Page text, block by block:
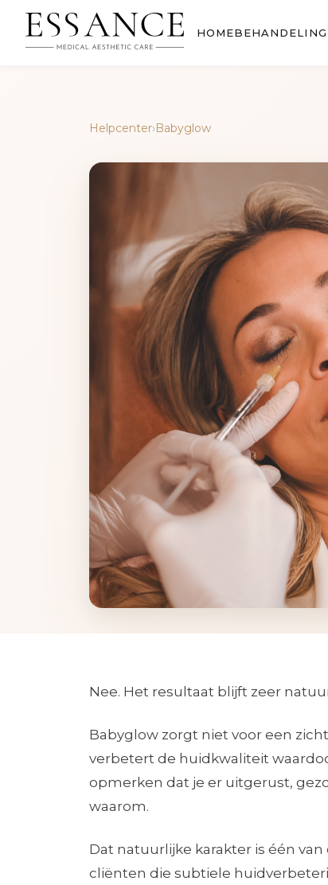
HOME
Helpcenter›Babyglow
Nee. Het resultaat blijft zeer
Babyglow zorgt niet voor een
verbetert de huidkwaliteit
opmerken dat je er uitgerust,
waarom.
Dat natuurlijke karakter is één
cliënten die subtiele